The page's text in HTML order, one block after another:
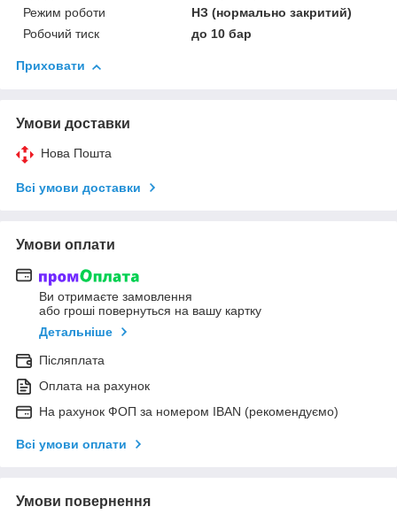
Режим роботи
НЗ (нормально закритий)
Робочий тиск
до 10 бар
Приховати
Умови доставки
Нова Пошта
Всі умови доставки
Умови оплати
Ви отримаєте замовлення
або гроші повернуться на вашу картку
Детальніше
Післяплата
Оплата на рахунок
На рахунок ФОП за номером IBAN (рекомендуємо)
Всі умови оплати
Умови повернення